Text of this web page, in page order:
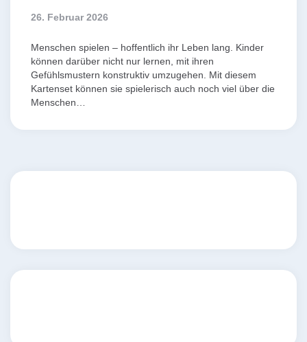
26. Februar 2026
Menschen spielen – hoffentlich ihr Leben lang. Kinder
können darüber nicht nur lernen, mit ihren
Gefühlsmustern konstruktiv umzugehen. Mit diesem
Kartenset können sie spielerisch auch noch viel über die
Menschen…